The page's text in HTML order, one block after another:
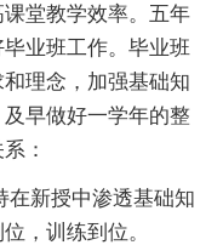
堂教学效率。五年
业班工作。毕业班
理念，加强基础知
早做好一学年的整
：
在新授中渗透基础知
，训练到位。